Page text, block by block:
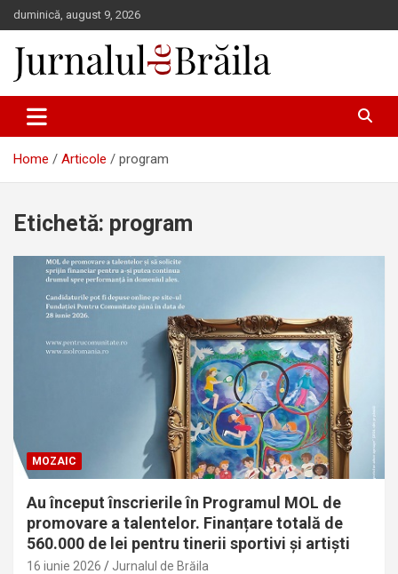
Skip
to
content
duminică, august 9, 2026
Jurnalul de Brăila
Home Articole program
Etichetă: program
MOZAIC
Au început înscrierile în Programul MOL de
promovare a talentelor. Finanțare totală de
560.000 de lei pentru tinerii sportivi și artiști
16 iunie 2026 Jurnalul de Brăila